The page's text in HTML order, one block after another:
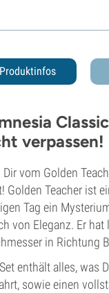
Produktinfos
verpassen!
Dir vom Golden
Golden Teacher ist
Tag ein
von Eleganz. Er
in Richtung
enthält alles, was
sowie einen